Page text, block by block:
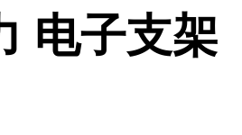
电子支架